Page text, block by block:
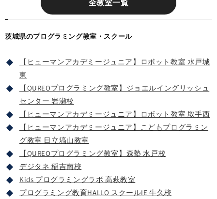
全教室一覧
茨城県のプログラミング教室・スクール
【ヒューマンアカデミージュニア】ロボット教室 水戸城
東
【QUREOプログラミング教室】ジョエルイングリッシュ
センター 岩瀬校
【ヒューマンアカデミージュニア】ロボット教室 取手西
【ヒューマンアカデミージュニア】こどもプログラミン
グ教室 日立塙山教室
【QUREOプログラミング教室】森塾 水戸校
デジタネ 稲吉南校
Kids プログラミングラボ 高萩教室
プログラミング教育HALLO スクールIE 牛久校